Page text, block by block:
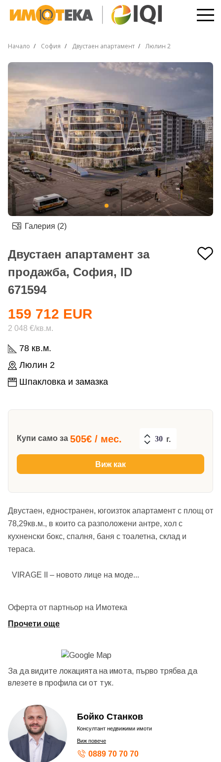
Начало София Двустаен апартамент Люлин 2
Галерия (2)
Двустаен апартамент за
продажба, София, ID
671594
78 кв.м.
Люлин 2
Шпакловка и замазка
159 712 EUR
2 048 €/кв.м.
Купи само за 505€ / мес. г.
Виж как
Двустаен, едностранен, югоизток апартамент с площ от
78,29кв.м., в които са разположени антре, хол с
кухненски бокс, спалня, баня с тоалетна, склад и
тераса.
VIRAGE II – новото лице на моде...
Оферта от партньор на Имотека
Прочети още
За да видите локацията на имота, първо трябва да
влезете в профила си от тук.
Бойко Станков
Консултант недвижими имоти
Виж повече
0889 70 70 70